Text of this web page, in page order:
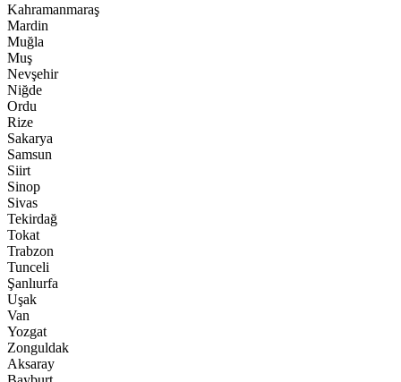
Kahramanmaraş
Mardin
Muğla
Muş
Nevşehir
Niğde
Ordu
Rize
Sakarya
Samsun
Siirt
Sinop
Sivas
Tekirdağ
Tokat
Trabzon
Tunceli
Şanlıurfa
Uşak
Van
Yozgat
Zonguldak
Aksaray